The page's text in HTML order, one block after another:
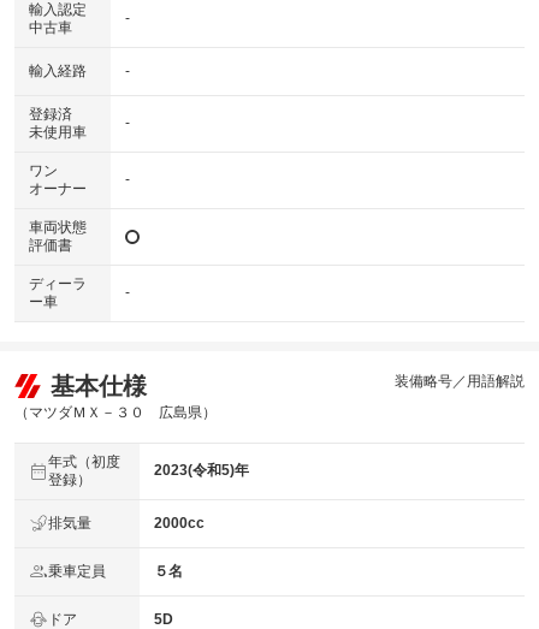
輸入認定
中古車
-
輸入経路 -
登録済
未使用車
-
ワン
オーナー
-
車両状態
評価書
ディーラ
ー車
-
基本仕様
（マツダＭＸ－３０ 広島県）
装備略号／用語解説
年式（初度
登録）
2023(令和5)年
排気量 2000cc
乗車定員 ５名
ドア 5D